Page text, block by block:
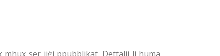
ser jiġi ppubblikat. Dettalji li huma